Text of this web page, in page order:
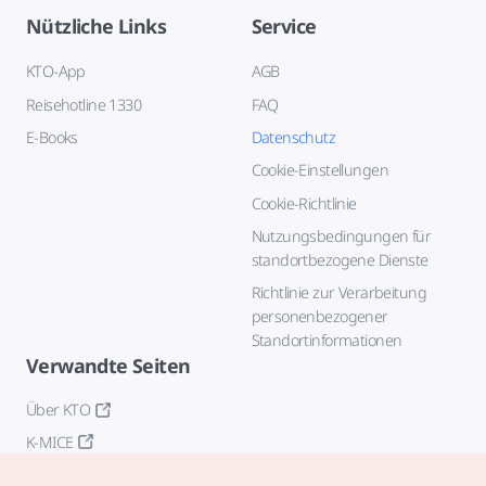
Nützliche Links
KTO-App
Reisehotline 1330
E-Books
Service
AGB
FAQ
Datenschutz
Cookie-Einstellungen
Cookie-Richtlinie
Nutzungsbedingungen für
standortbezogene Dienste
Richtlinie zur Verarbeitung
personenbezogener
Standortinformationen
Verwandte Seiten
Über KTO
K-MICE